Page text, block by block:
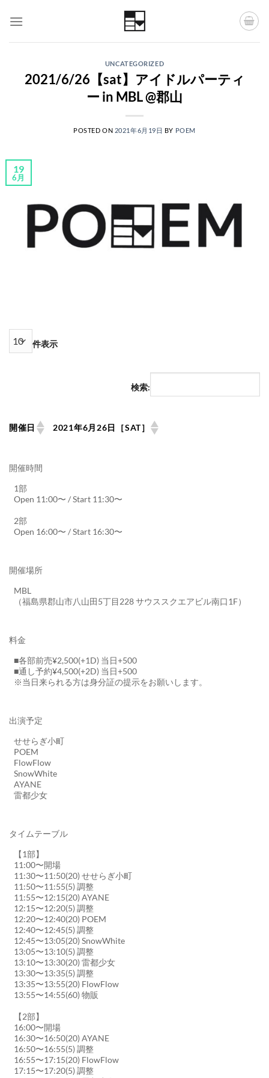
UNCATEGORIZED
2021/6/26【sat】アイドルパーティ
ー in MBL @郡山
POSTED ON 2021年6月19日 BY POEM
19
6月
件表示
検索:
開催日 2021年6月26日［SAT］
開催時間
1部
Open 11:00〜 / Start 11:30〜
2部
Open 16:00〜 / Start 16:30〜
開催場所
MBL
（福島県郡山市八山田5丁目228 サウススクエアビル南口1F）
料金
■各部前売¥2,500(+1D) 当日+500
‪■通し予約¥4,500(+2D) 当日+500
※当日来られる方は身分証の提示をお願いします。
出演予定
せせらぎ小町
POEM
FlowFlow
SnowWhite
AYANE
雷都少女
タイムテーブル
【1部】
11:00〜開場
11:30〜11:50(20) せせらぎ小町
11:50〜11:55(5) 調整
11:55〜12:15(20) AYANE
12:15〜12:20(5) 調整
12:20〜12:40(20) POEM
12:40〜12:45(5) 調整
12:45〜13:05(20) SnowWhite
13:05〜13:10(5) 調整
13:10〜13:30(20) 雷都少女
13:30〜13:35(5) 調整
13:35〜13:55(20) FlowFlow
13:55〜14:55(60) 物販
【2部】
16:00〜開場
16:30〜16:50(20) AYANE
16:50〜16:55(5) 調整
16:55〜17:15(20) FlowFlow
17:15〜17:20(5) 調整